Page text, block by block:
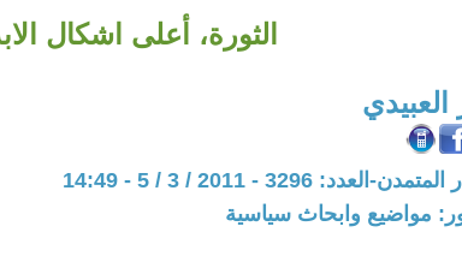
الثورة، أعلى اشكال
العبيدي
العدد: 3296 - 2011 / 3 / 5 - 14:49
مواضيع وابحاث سياسية